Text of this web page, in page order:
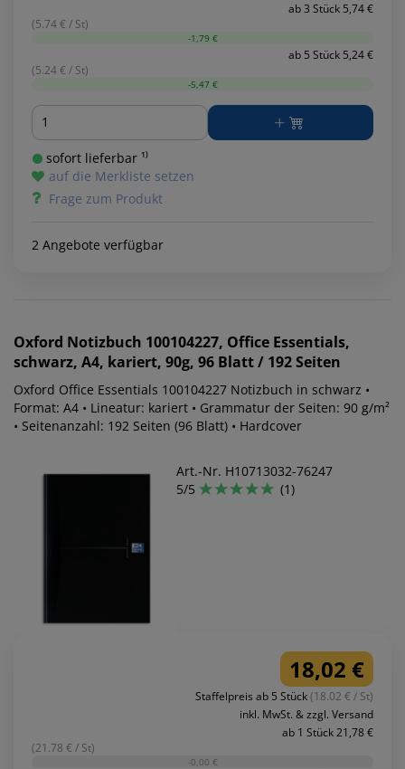
ab 3 Stück 5,74 €
(5.74 € / St)
-1,79 €
ab 5 Stück 5,24 €
(5.24 € / St)
-5,47 €
Menge
sofort lieferbar ¹⁾
auf die Merkliste setzen
Frage zum Produkt
2 Angebote verfügbar
Oxford Notizbuch 100104227, Office Essentials,
schwarz, A4, kariert, 90g, 96 Blatt / 192 Seiten
Oxford Office Essentials 100104227 Notizbuch in schwarz •
Format: A4 • Lineatur: kariert • Grammatur der Seiten: 90 g/m²
• Seitenanzahl: 192 Seiten (96 Blatt) • Hardcover
Art.-Nr. H10713032-76247
5/5
(1)
18,02 €
Staffelpreis ab 5 Stück(18.02 € / St)
inkl. MwSt. & zzgl. Versand
ab 1 Stück 21,78 €
(21.78 € / St)
-0,00 €